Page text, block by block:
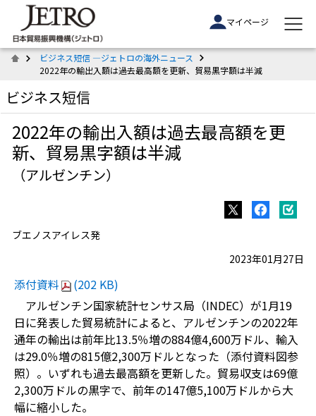
マイページ
ビジネス短信 ―ジェトロの海外ニュース
2022年の輸出入額は過去最高額を更新、貿易黒字額は半減
ビジネス短信
2022年の輸出入額は過去最高額を更
新、貿易黒字額は半減
（アルゼンチン）
ブエノスアイレス発
2023年01月27日
添付資料
(202 KB)
アルゼンチン国家統計センサス局（INDEC）が1月19
日に発表した貿易統計によると、アルゼンチンの2022年
通年の輸出は前年比13.5％増の884億4,600万ドル、輸入
は29.0％増の815億2,300万ドルとなった（添付資料図参
照）。いずれも過去最高額を更新した。貿易収支は69億
2,300万ドルの黒字で、前年の147億5,100万ドルから大
幅に縮小した。